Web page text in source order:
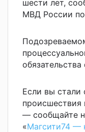
шести лет,
МВД России по
обязательства
Если вы стали
происшествия
— сообщайте
«Магсити74 —